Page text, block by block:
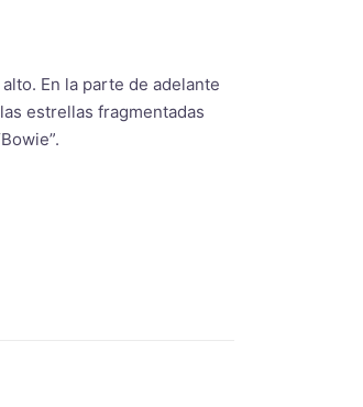
En la parte de adelante
estrellas fragmentadas